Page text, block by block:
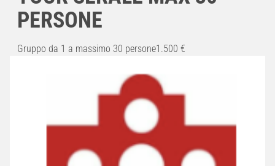
PERSONE
Gruppo da 1 a massimo 30 persone1.500 €